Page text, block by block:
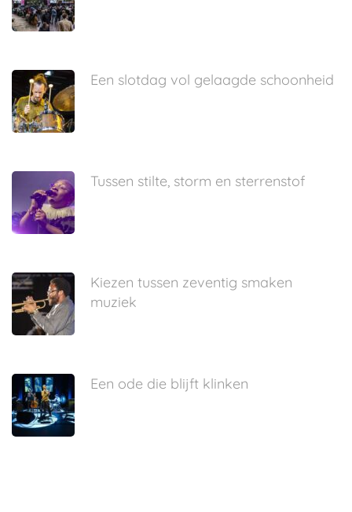
Een slotdag vol gelaagde schoonheid
Tussen stilte, storm en sterrenstof
Kiezen tussen zeventig smaken
muziek
Een ode die blijft klinken